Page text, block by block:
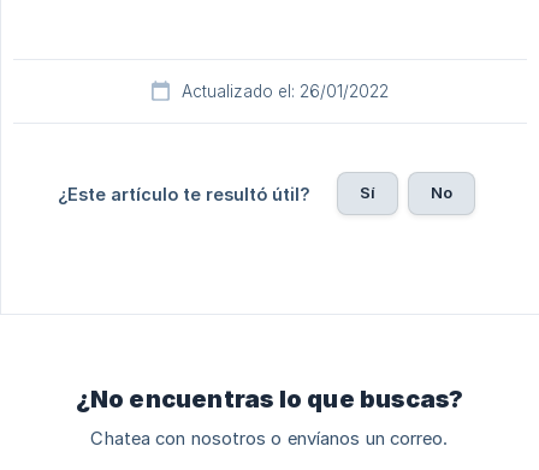
Actualizado el: 26/01/2022
¿Este artículo te resultó útil? Sí No
¿No encuentras lo que buscas?
Chatea con nosotros o envíanos un correo.